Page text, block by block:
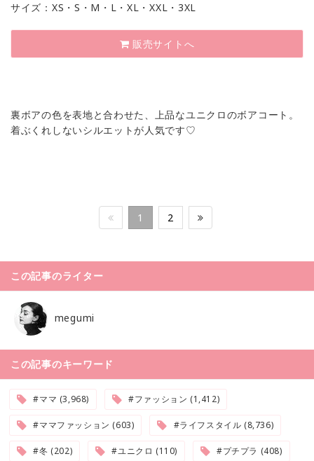
サイズ：XS・S・M・L・XL・XXL・3XL
販売サイトへ
裏ボアの色を表地と合わせた、上品なユニクロのボアコート。
着ぶくれしないシルエットが人気です♡
1 2
この記事のライター
megumi
この記事のキーワード
#ママ (3,968) #ファッション (1,412)
#ママファッション (603) #ライフスタイル (8,736)
#冬 (202) #ユニクロ (110) #プチプラ (408)